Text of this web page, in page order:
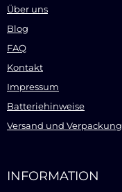
Über uns
Blog
FAQ
Kontakt
Impressum
Batteriehinweise
Versand und Verpackung
INFORMATION